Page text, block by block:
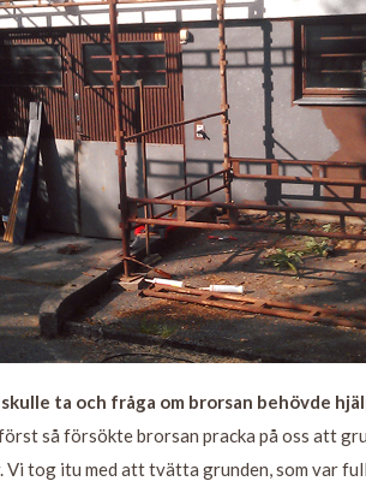
ta och fråga om brorsan behövde
så försökte brorsan pracka på oss att
Vi tog itu med att tvätta grunden, som var